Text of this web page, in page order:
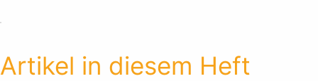
Artikel in diesem Heft